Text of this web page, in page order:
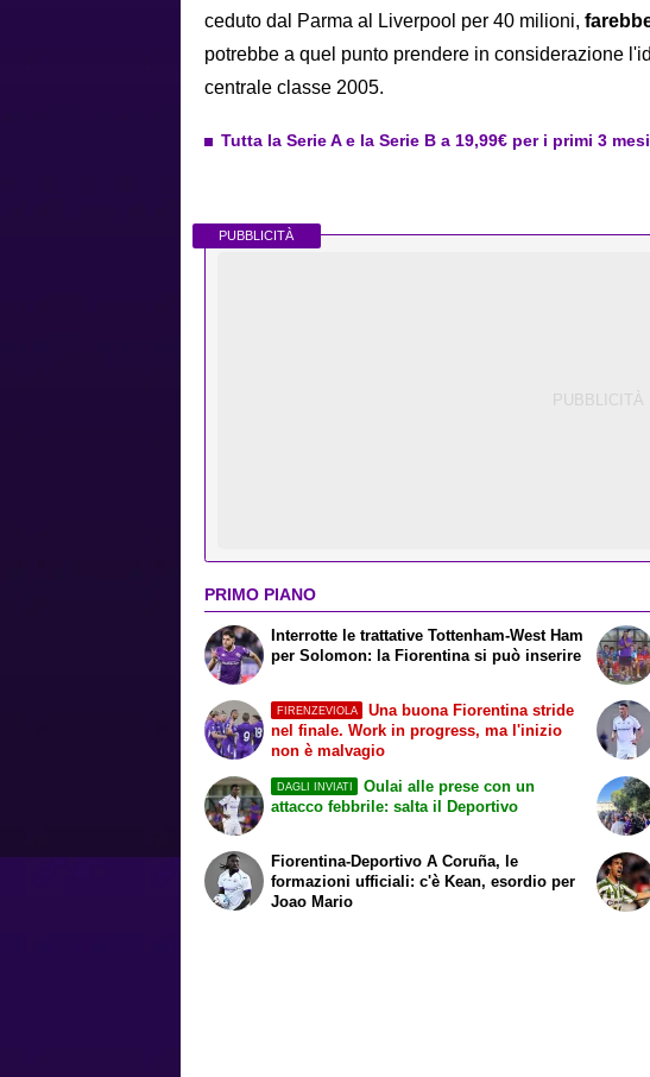
ceduto dal Parma al Liverpool per 40 milioni,
potrebbe a quel punto prendere in considerazione
centrale classe 2005.
Tutta la Serie A e la Serie B a 19,99€ per i primi 3
PUBBLICITÀ
PRIMO PIANO
Interrotte le trattative Tottenham-West Ham
per Solomon: la Fiorentina si può inserire
FIRENZEVIOLA
Una buona Fiorentina stride
nel finale. Work in progress, ma l'inizio
non è malvagio
DAGLI INVIATI
Oulai alle prese con un
attacco febbrile: salta il Deportivo
Fiorentina-Deportivo A Coruña, le
formazioni ufficiali: c'è Kean, esordio per
Joao Mario